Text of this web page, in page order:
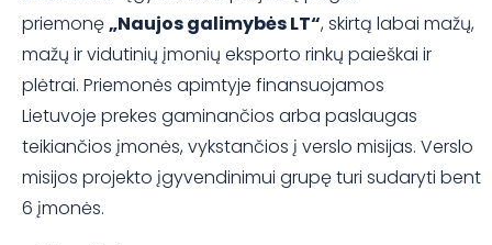
priemonę„Naujos galimybės LT“, skirtą labai mažų,
mažų ir vidutinių įmonių eksporto rinkų paieškai ir
plėtrai. Priemonės apimtyje finansuojamos
Lietuvoje prekes gaminančios arba paslaugas
teikiančios įmonės, vykstančios į verslo misijas. Verslo
misijos projekto įgyvendinimui grupę turi sudaryti bent
6 įmonės.